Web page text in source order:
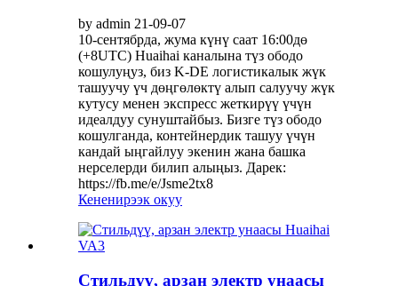
by admin 21-09-07
10-сентябрда, жума күнү саат 16:00дө
(+8UTC) Huaihai каналына түз ободо
кошулуңуз, биз K-DE логистикалык жүк
ташуучу үч дөңгөлөктү алып салуучу жүк
кутусу менен экспресс жеткирүү үчүн
идеалдуу сунуштайбыз. Бизге түз ободо
кошулганда, контейнердик ташуу үчүн
кандай ыңгайлуу экенин жана башка
нерселерди билип алыңыз. Дарек:
https://fb.me/e/Jsme2tx8
Кененирээк окуу
Стильдүү, арзан электр унаасы